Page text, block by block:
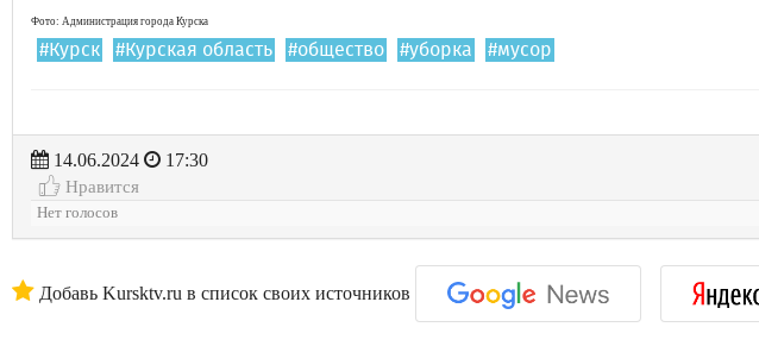
Фото: Администрация города Курска
#Курск #Курская область #общество #уборка #мусор
14.06.2024
17:30
Нравится
Нет голосов
Добавь Kursktv.ru в список своих источников